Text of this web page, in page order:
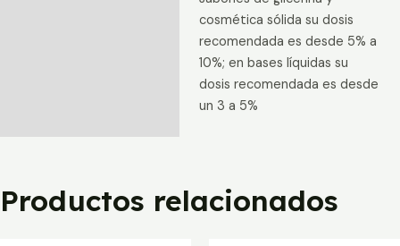
cosmética sólida su dosis
recomendada es desde 5% a
10%; en bases líquidas su
dosis recomendada es desde
un 3 a 5%
Productos relacionados